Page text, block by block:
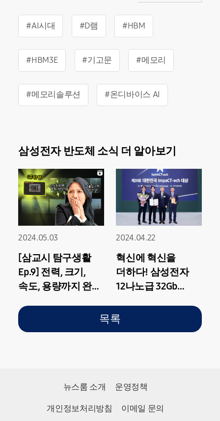
#AI시대 #D램 #HBM
#HBM3E #기고문 #메모리
#메모리솔루션 #온디바이스 AI
삼성전자 반도체 소식 더 알아보기
2024.05.03
[삼교시 탐구생활
Ep.9] 전력, 크기,
속도, 용량까지 완전
스토리지, UFS
2024.04.22
혁신에 혁신을
더하다! 삼성전자
12나노급 32Gb
대한민국 임팩테크
대상 대통령상 수상
목록
뉴스룸 소개 운영정책
개인정보처리방침 이메일 문의